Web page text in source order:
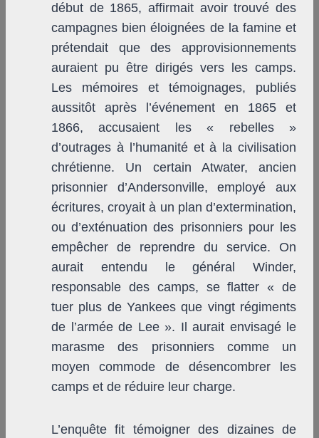
début de 1865, affirmait avoir trouvé des
campagnes bien éloignées de la famine et
prétendait que des approvisionnements
auraient pu être dirigés vers les camps.
Les mémoires et témoignages, publiés
aussitôt après l’événement en 1865 et
1866, accusaient les « rebelles »
d’outrages à l’humanité et à la civilisation
chrétienne. Un certain Atwater, ancien
prisonnier d’Andersonville, employé aux
écritures, croyait à un plan d’extermination,
ou d’exténuation des prisonniers pour les
empêcher de reprendre du service. On
aurait entendu le général Winder,
responsable des camps, se flatter « de
tuer plus de Yankees que vingt régiments
de l’armée de Lee ». Il aurait envisagé le
marasme des prisonniers comme un
moyen commode de désencombrer les
camps et de réduire leur charge.
L’enquête fit témoigner des dizaines de